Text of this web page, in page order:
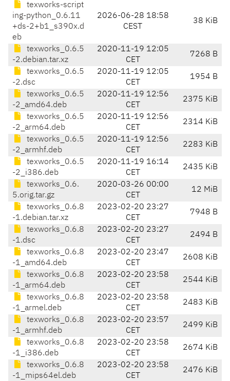
texworks-script
ing-python_0.6.11
+ds-2+b1_s390x.d
eb
2026-06-28 18:58
CEST
38 KiB
texworks_0.6.5
-2.debian.tar.xz
2020-11-19 12:05
CET
7268 B
texworks_0.6.5
-2.dsc
2020-11-19 12:05
CET
1954 B
texworks_0.6.5
-2_amd64.deb
2020-11-19 12:56
CET
2375 KiB
texworks_0.6.5
-2_arm64.deb
2020-11-19 12:56
CET
2314 KiB
texworks_0.6.5
-2_armhf.deb
2020-11-19 12:56
CET
2283 KiB
texworks_0.6.5
-2_i386.deb
2020-11-19 16:14
CET
2435 KiB
texworks_0.6.
5.orig.tar.gz
2020-03-26 00:00
CET
12 MiB
texworks_0.6.8
-1.debian.tar.xz
2023-02-20 23:27
CET
7948 B
texworks_0.6.8
-1.dsc
2023-02-20 23:27
CET
2494 B
texworks_0.6.8
-1_amd64.deb
2023-02-20 23:47
CET
2608 KiB
texworks_0.6.8
-1_arm64.deb
2023-02-20 23:58
CET
2544 KiB
texworks_0.6.8
-1_armel.deb
2023-02-20 23:58
CET
2483 KiB
texworks_0.6.8
-1_armhf.deb
2023-02-20 23:57
CET
2499 KiB
texworks_0.6.8
-1_i386.deb
2023-02-20 23:58
CET
2674 KiB
texworks_0.6.8
-1_mips64el.deb
2023-02-20 23:58
CET
2476 KiB